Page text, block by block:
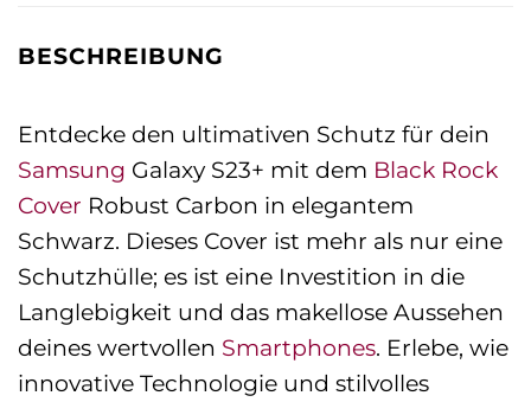
BESCHREIBUNG
Entdecke den ultimativen Schutz für dein
Samsung Galaxy S23+ mit dem Black Rock
Cover Robust Carbon in elegantem
Schwarz. Dieses Cover ist mehr als nur eine
Schutzhülle; es ist eine Investition in die
Langlebigkeit und das makellose Aussehen
deines wertvollen Smartphones. Erlebe, wie
innovative Technologie und stilvolles